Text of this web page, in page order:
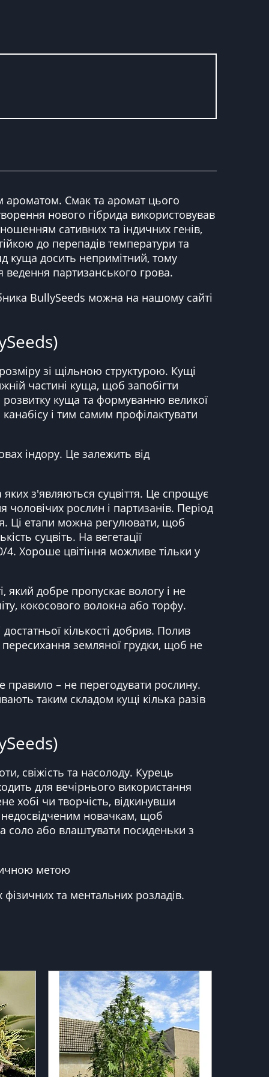
ароматом. Смак та аромат цього
нового гібрида використовував
сативних та індичних генів,
до перепадів температури та
куща досить непримітний, тому
ведення партизанського грова.
BullySeeds можна на нашому сайті
зі щільною структурою. Кущі
частині куща, щоб запобігти
розвитку куща та формуванню великої
і тим самим профілактувати
індору. Це залежить від
з'являються суцвіття. Це спрощує
чоловічих рослин і партизанів. Період
Ці етапи можна регулювати, щоб
суцвіть. На вегетації
Хороше цвітіння можливе тільки у
який добре пропускає вологу і не
кокосового волокна або торфу.
кількості добрив. Полив
земляної грудки, щоб не
правило – не перегодувати рослину.
таким складом кущі кілька разів
свіжість та насолоду. Курець
для вечірнього використання
хобі чи творчість, відкинувши
недосвідченим новачкам, щоб
соло або влаштувати посиденьки з
метою
та ментальних розладів.